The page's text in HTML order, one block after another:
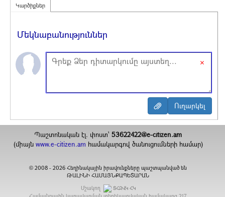
Կարծիքներ
Մեկնաբանություններ
×
Պաշտոնական էլ. փոստ`53622422@e-citizen.am
(միայն www.e-citizen.am համակարգով ծանուցումների համար)
© 2008 -2026 Հեղինակային իրավունքները պաշտպանված են
ԹԱԼԻՆԻ ՀԱՄԱՅՆՔԱՊԵՏԱՐԱՆ
Մշակող
ՏՀԶՎԿ ՀԿ